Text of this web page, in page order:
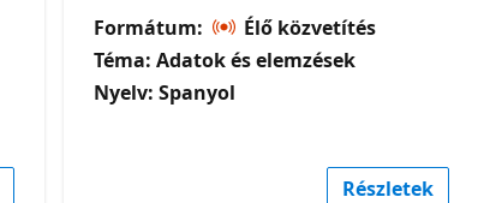
Formátum:
Élő közvetítés
Téma: Adatok és elemzések
Nyelv: Spanyol
Részletek